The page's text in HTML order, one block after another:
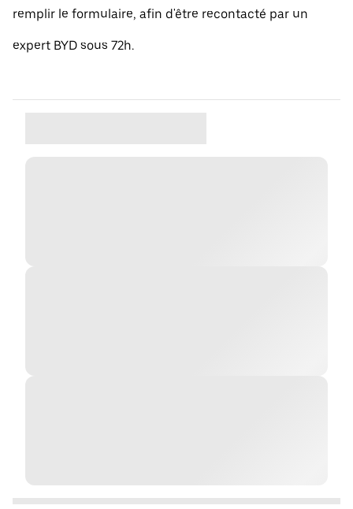
remplir le formulaire, afin d'être recontacté par un
expert BYD sous 72h.